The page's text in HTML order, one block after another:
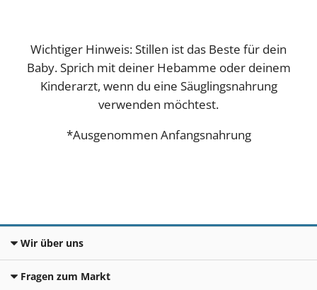
Wichtiger Hinweis: Stillen ist das Beste für dein
Baby. Sprich mit deiner Hebamme oder deinem
Kinderarzt, wenn du eine Säuglingsnahrung
verwenden möchtest.
*Ausgenommen Anfangsnahrung
Wir über uns
Fragen zum Markt